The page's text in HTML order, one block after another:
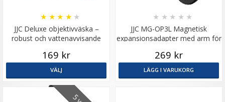
JJC Deluxe objektivväska –
robust och vattenavvisande
★ ★ ★ ★ ★
169 kr
VÄLJ
JJC MG-OP3L Magnetisk
expansionsadapter med arm för
★ ★ ★ ★ ★
269 kr
LÄGG I VARUKORG